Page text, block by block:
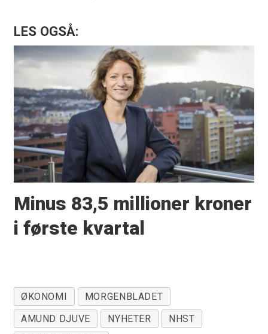
LES OGSÅ:
Minus 83,5 millioner kroner
i første kvartal
ØKONOMI
MORGENBLADET
AMUND DJUVE
NYHETER
NHST